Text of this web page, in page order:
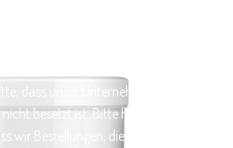
dass unser Unternehmen vom
nicht besetzt ist. Bitte haben Sie
wir Bestellungen, die nach dem